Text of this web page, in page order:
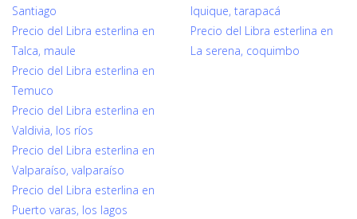
Santiago
Precio del Libra esterlina en
Talca, maule
Precio del Libra esterlina en
Temuco
Precio del Libra esterlina en
Valdivia, los ríos
Precio del Libra esterlina en
Valparaíso, valparaíso
Precio del Libra esterlina en
Puerto varas, los lagos
Iquique, tarapacá
Precio del Libra esterlina en
La serena, coquimbo